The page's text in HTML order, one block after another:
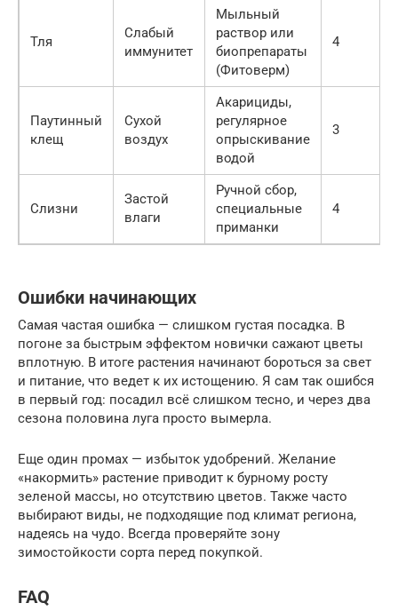
Тля
Слабый
иммунитет
Мыльный
раствор или
биопрепараты
(Фитоверм)
4
Паутинный
клещ
Сухой
воздух
Акарициды,
регулярное
опрыскивание
водой
3
Слизни
Застой
влаги
Ручной сбор,
специальные
приманки
4
Ошибки начинающих
Самая частая ошибка — слишком густая посадка. В
погоне за быстрым эффектом новички сажают цветы
вплотную. В итоге растения начинают бороться за свет
и питание, что ведет к их истощению. Я сам так ошибся
в первый год: посадил всё слишком тесно, и через два
сезона половина луга просто вымерла.
Еще один промах — избыток удобрений. Желание
«накормить» растение приводит к бурному росту
зеленой массы, но отсутствию цветов. Также часто
выбирают виды, не подходящие под климат региона,
надеясь на чудо. Всегда проверяйте зону
зимостойкости сорта перед покупкой.
FAQ